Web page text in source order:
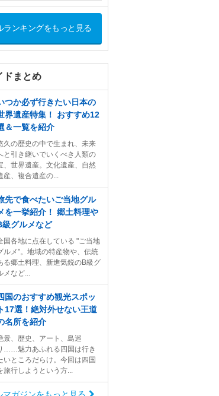
ランキングをもっと見る
ドまとめ
つか必ず行きたい日本の
界遺産特集！ おすすめ12
＆一覧を紹介
久の歴史の中で生まれ、未来
と引き継いでいくべき人類の
、世界遺産。文化遺産、自然
産、複合遺産の...
先で食べたいご当地グル
を一挙紹介！ 郷土料理や
級グルメなど
国各地に点在している "ご当地
ルメ"。地域の特産物や、伝統
る郷土料理、新進気鋭のB級グ
メなど...
国のおすすめ観光スポッ
ト17選！絶対外せない王道
名所を紹介
景、歴史、アート、島巡
……魅力あふれる四国は行き
いところだらけ。今回は四国
旅行しようという方...